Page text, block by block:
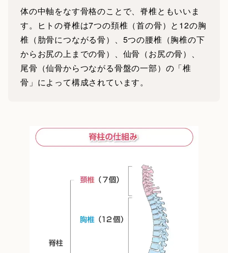
体の中軸をなす骨格のことで、脊椎ともいいま
す。ヒトの脊椎は7つの頚椎（首の骨）と12の胸
椎（肋骨につながる骨）、5つの腰椎（胸椎の下
からお尻の上までの骨）、仙骨（お尻の骨）、
尾骨（仙骨からつながる骨盤の一部）の「椎
骨」によって構成されています。